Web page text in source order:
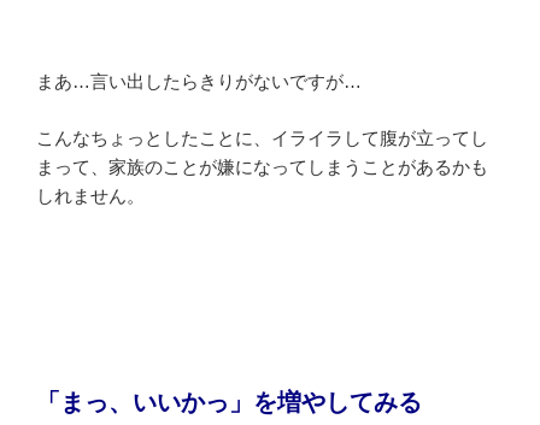
まあ…言い出したらきりがないですが…
こんなちょっとしたことに、イライラして腹が立ってし
まって、家族のことが嫌になってしまうことがあるかも
しれません。
「 まっ、いいかっ」を増やしてみる